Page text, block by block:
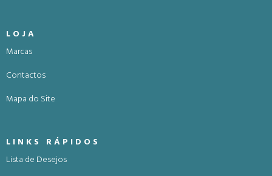
LOJA
Marcas
Contactos
Mapa do Site
LINKS RÁPIDOS
Lista de Desejos